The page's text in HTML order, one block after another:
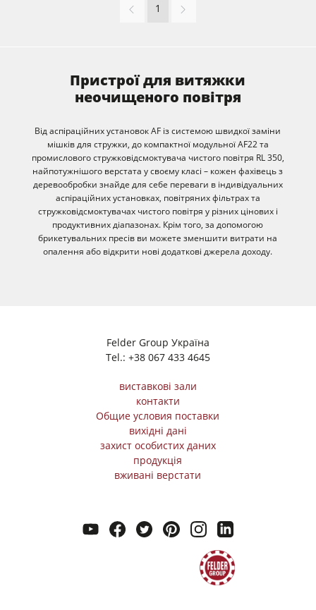
1
Пристрої для витяжки
неочищеного повітря
Від аспіраційних установок AF із системою швидкої заміни
мішків для стружки, до компактної модульної AF22 та
промислового стружковідсмоктувача чистого повітря RL 350,
найпотужнішого верстата у своєму класі – кожен фахівець з
деревообробки знайде для себе переваги в індивідуальних
аспіраційних установках, повітряних фільтрах та
стружковідсмоктувачах чистого повітря у різних цінових і
продуктивних діапазонах. Крім того, за допомогою
брикетувальних пресів ви можете зменшити витрати на
опалення або відкрити нові додаткові джерела доходу.
Felder Group Україна
Tel.: +38 067 433 4645
виставкові зали
контакти
Общие условия поставки
вихідні дані
захист особистих даних
продукція
вживані верстати
youtubefacebook
twitter
pinterestinstagram
linkedin